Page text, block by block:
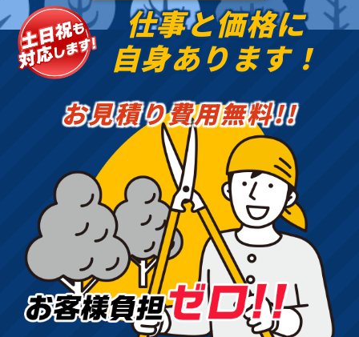
仕事と価格に
自身あります！
お見積り費用無料!!